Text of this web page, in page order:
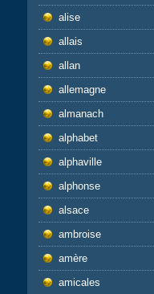
alise
allais
allan
allemagne
almanach
alphabet
alphaville
alphonse
alsace
ambroise
amère
amicales